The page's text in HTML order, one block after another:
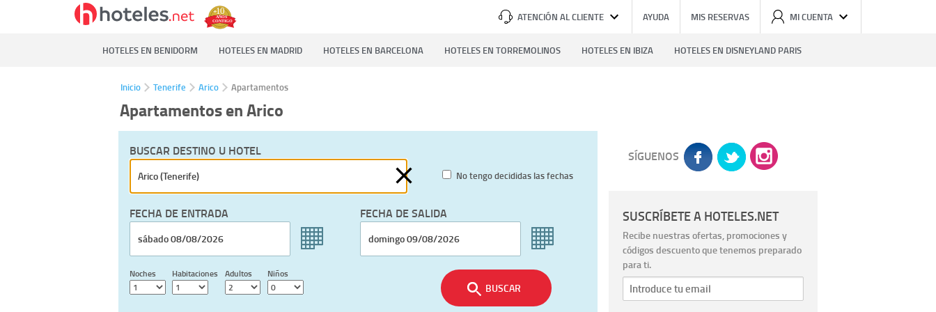
ATENCIÓN AL CLIENTE AYUDA MIS RESERVAS MI CUENTA
HOTELES EN BENIDORM HOTELES EN MADRID HOTELES EN BARCELONA HOTELES EN TORREMOLINOS HOTELES EN IBIZA HOTELES EN DISNEYLAND PARIS
Inicio Tenerife Arico Apartamentos
Apartamentos en Arico
BUSCAR DESTINO U HOTEL
No tengo decididas las fechas
FECHA DE ENTRADA FECHA DE SALIDA
Noches Habitaciones Adultos Niños
BUSCAR
SÍGUENOS
SUSCRÍBETE A HOTELES.NET
Recibe nuestras ofertas, promociones y
códigos descuento que tenemos preparado
para ti.